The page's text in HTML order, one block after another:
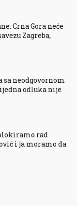
Crna Gora neće
Zagreba,
sa neodgovornom
odluka nije
rad
i ja moramo da